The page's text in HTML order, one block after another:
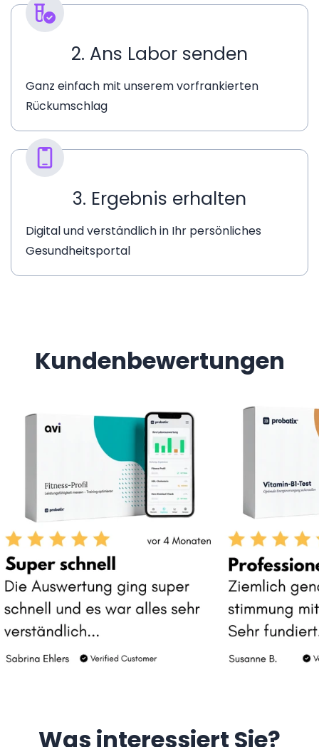
2. Ans Labor senden
Ganz einfach mit unserem vorfrankierten
Rückumschlag
3. Ergebnis erhalten
Digital und verständlich in Ihr persönliches
Gesundheitsportal
Kundenbewertungen
Was interessiert Sie?